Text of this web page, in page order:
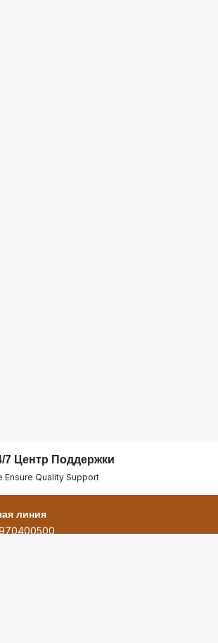
7 Центр Поддержки
Ensure Quality Support
линия